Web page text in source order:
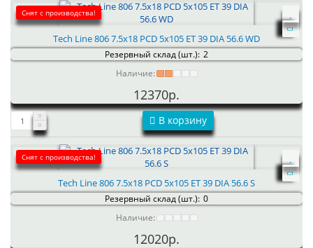
Снят с производства!
Tech Line 806 7.5x18 PCD 5x105 ET 39 DIA 56.6 WD
Резервный склад (шт.): 2
Наличие:
12370р.
В корзину
Снят с производства!
Tech Line 806 7.5x18 PCD 5x105 ET 39 DIA 56.6 S
Резервный склад (шт.): 0
Наличие:
12020р.